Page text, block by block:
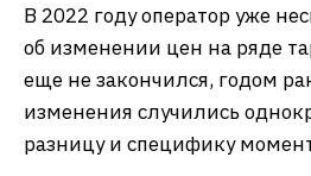
В 2022 году оператор уже
об изменении цен на ряде
еще не закончился, годом
изменения случились
разницу и специфику